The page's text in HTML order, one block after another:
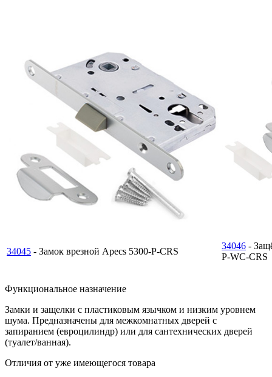
34045 - Замок врезной Apecs 5300-P-CRS
34046 -
P-WC-CRS
Функциональное назначение
Замки и защелки с пластиковым язычком и низким уровнем
шума. Предназначены для межкомнатных дверей с
запиранием (евроцилиндр) или для сантехнических дверей
(туалет/ванная).
Отличия от уже имеющегося товара